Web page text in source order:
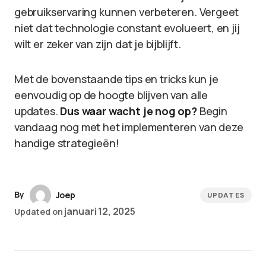
gebruikservaring kunnen verbeteren. Vergeet
niet dat technologie constant evolueert, en jij
wilt er zeker van zijn dat je bijblijft.
Met de bovenstaande tips en tricks kun je
eenvoudig op de hoogte blijven van alle
updates. Dus waar wacht je nog op?Begin
vandaag nog met het implementeren van deze
handige strategieën!
By
Joep
Updated on januari 12, 2025
UPDATES